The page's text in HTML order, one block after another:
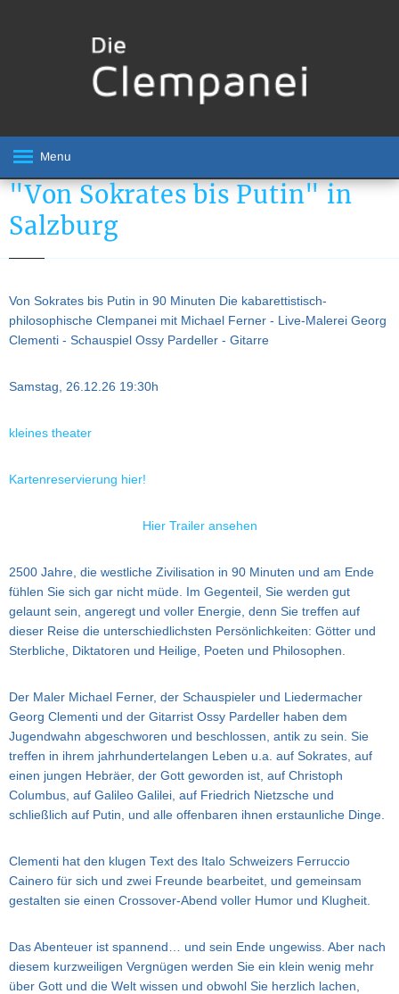
Menu
"Von Sokrates bis Putin" in
Salzburg
Von Sokrates bis Putin in 90 Minuten Die kabarettistisch-
philosophische Clempanei mit Michael Ferner - Live-Malerei Georg
Clementi - Schauspiel Ossy Pardeller - Gitarre
Samstag, 26.12.26 19:30h
kleines theater
Kartenreservierung hier!
Hier Trailer ansehen
2500 Jahre, die westliche Zivilisation in 90 Minuten und am Ende
fühlen Sie sich gar nicht müde. Im Gegenteil, Sie werden gut
gelaunt sein, angeregt und voller Energie, denn Sie treffen auf
dieser Reise die unterschiedlichsten Persönlichkeiten: Götter und
Sterbliche, Diktatoren und Heilige, Poeten und Philosophen.
Der Maler Michael Ferner, der Schauspieler und Liedermacher
Georg Clementi und der Gitarrist Ossy Pardeller haben dem
Jugendwahn abgeschworen und beschlossen, antik zu sein. Sie
treffen in ihrem jahrhundertelangen Leben u.a. auf Sokrates, auf
einen jungen Hebräer, der Gott geworden ist, auf Christoph
Columbus, auf Galileo Galilei, auf Friedrich Nietzsche und
schließlich auf Putin, und alle offenbaren ihnen erstaunliche Dinge.
Clementi hat den klugen Text des Italo Schweizers Ferruccio
Cainero für sich und zwei Freunde bearbeitet, und gemeinsam
gestalten sie einen Crossover-Abend voller Humor und Klugheit.
Das Abenteuer ist spannend… und sein Ende ungewiss. Aber nach
diesem kurzweiligen Vergnügen werden Sie ein klein wenig mehr
über Gott und die Welt wissen und obwohl Sie herzlich lachen,